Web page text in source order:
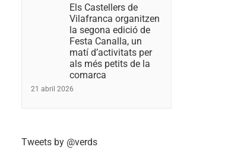
Els Castellers de
Vilafranca organitzen
la segona edició de
Festa Canalla, un
matí d’activitats per
als més petits de la
comarca
21 abril 2026
Tweets by @verds